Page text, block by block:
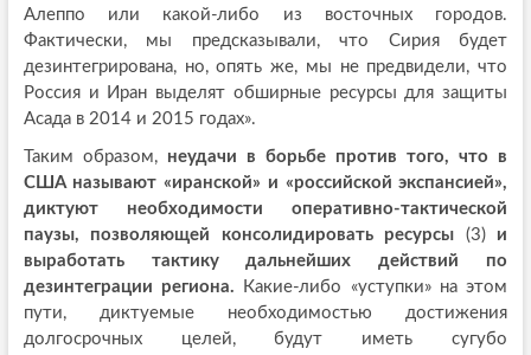
Алеппо или какой-либо из восточных городов.
Фактически, мы предсказывали, что Сирия будет
дезинтегрирована, но, опять же, мы не предвидели, что
Россия и Иран выделят обширные ресурсы для защиты
Асада в 2014 и 2015 годах».
Таким образом, неудачи в борьбе против того, что в
США называют «иранской» и «российской экспансией»,
диктуют необходимости оперативно-тактической
паузы, позволяющей консолидировать ресурсы (3)и
выработать тактику дальнейших действий по
дезинтеграции региона.
Какие-либо «уступки» на этом
пути, диктуемые необходимостью достижения
долгосрочных целей, будут иметь сугубо